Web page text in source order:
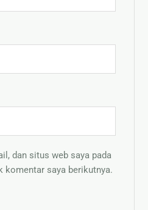
dan situs web saya pada
komentar saya berikutnya.